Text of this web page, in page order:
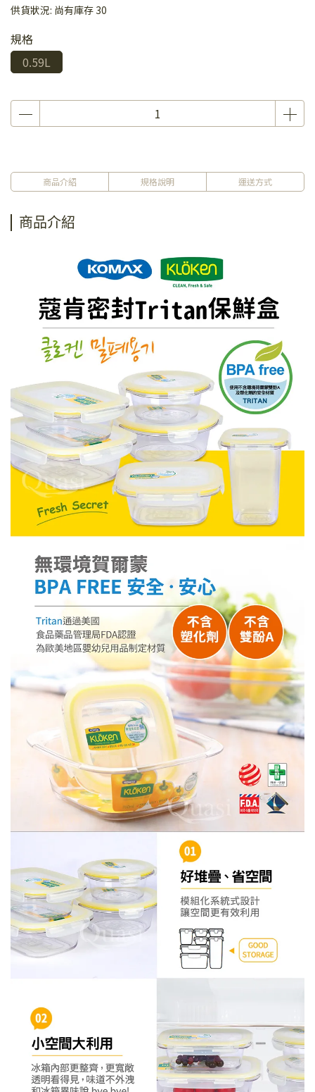
供貨狀況: 尚有庫存 30
規格
0.59L
商品介紹 規格說明 運送方式
商品介紹